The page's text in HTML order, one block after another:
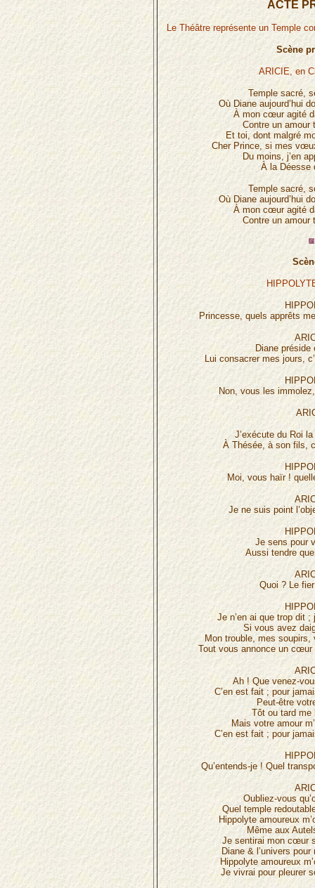
ACTE
Le Théâtre représente un Temple
Scène
ARICIE, en
Temple sacré,
Où Diane aujourd’hui
À mon cœur agité
Contre un amour
Et toi, dont malgré
Cher Prince, si mes
Du moins, j’en
À la Déesse
Temple sacré,
Où Diane aujourd’hui
À mon cœur agité
Contre un amour
Princesse, quels apprêts
Diane
Lui consacrer mes jours,
Non, vous les
J’exécute du Roi
À Thésée, à son fils,
Moi, vous haïr !
Je ne suis point
Je sens pour
Aussi tendre
Quoi ? Le
Je n’en ai que trop dit ;
Si vous avez
Mon trouble, mes
Tout vous annonce un
Ah ! Que venez-
C’en est fait ; pour
Peut-être
Tôt ou tard me
Mais votre amour
C’en est fait ; pour
Qu’entends-je ! Quel
Oubliez-vous
Quel temple
Hippolyte amoureux
Même aux
Je sentirai mon cœur
Diane & l’univers
Hippolyte amoureux
Je vivrai pour pleurer